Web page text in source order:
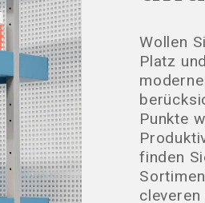
Wollen
Platz
Punkte
finden